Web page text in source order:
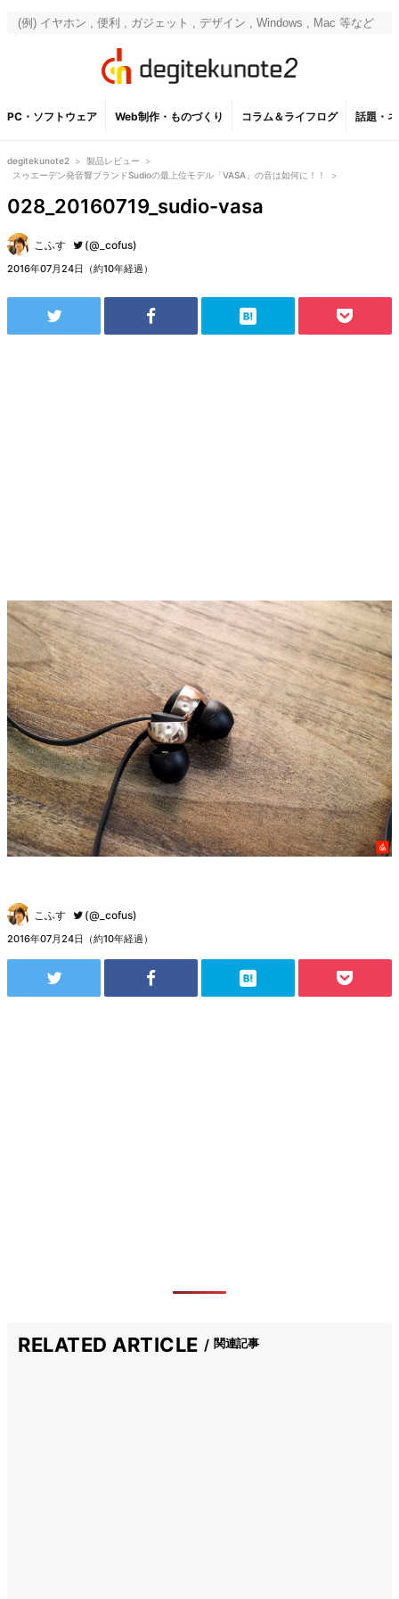
PC・ソフトウェア Web制作・ものづくり コラム＆ライフログ 話題・
degitekunote2 > 製品レビュー
>
スゥエーデン発音響ブランドSudioの最上位モデル「VASA」の音は如何に！！
>
028_20160719_sudio-vasa
こふす (@_cofus)
2016年07月24日（約10年経過）
こふす (@_cofus)
2016年07月24日（約10年経過）
RELATED ARTICLE 関連記事